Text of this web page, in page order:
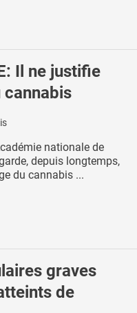
Il ne justifie
cannabis
nationale de
depuis longtemps,
du cannabis ...
graves
de